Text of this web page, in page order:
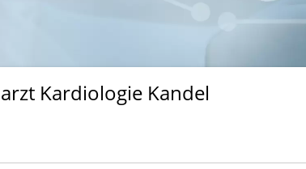
Kardiologie Kandel